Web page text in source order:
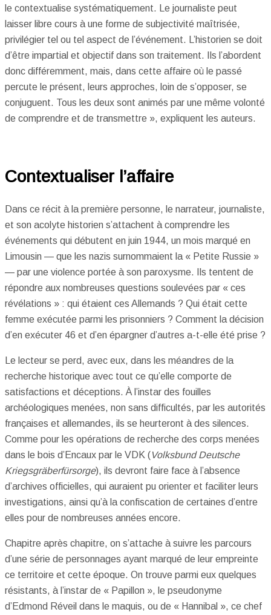
le contextualise systématiquement. Le journaliste peut
laisser libre cours à une forme de subjectivité maîtrisée,
privilégier tel ou tel aspect de l’événement. L’historien se doit
d’être impartial et objectif dans son traitement. Ils l’abordent
donc différemment, mais, dans cette affaire où le passé
percute le présent, leurs approches, loin de s’opposer, se
conjuguent. Tous les deux sont animés par une même volonté
de comprendre et de transmettre », expliquent les auteurs.
Contextualiser l’affaire
Dans ce récit à la première personne, le narrateur, journaliste,
et son acolyte historien s’attachent à comprendre les
événements qui débutent en juin 1944, un mois marqué en
Limousin — que les nazis surnommaient la « Petite Russie »
— par une violence portée à son paroxysme. Ils tentent de
répondre aux nombreuses questions soulevées par « ces
révélations » : qui étaient ces Allemands ? Qui était cette
femme exécutée parmi les prisonniers ? Comment la décision
d’en exécuter 46 et d’en épargner d’autres a-t-elle été prise ?
Le lecteur se perd, avec eux, dans les méandres de la
recherche historique avec tout ce qu’elle comporte de
satisfactions et déceptions. À l’instar des fouilles
archéologiques menées, non sans difficultés, par les autorités
françaises et allemandes, ils se heurteront à des silences.
Comme pour les opérations de recherche des corps menées
dans le bois d’Encaux par le VDK (Volksbund Deutsche
Kriegsgräberfürsorge), ils devront faire face à l’absence
d’archives officielles, qui auraient pu orienter et faciliter leurs
investigations, ainsi qu’à la confiscation de certaines d’entre
elles pour de nombreuses années encore.
Chapitre après chapitre, on s’attache à suivre les parcours
d’une série de personnages ayant marqué de leur empreinte
ce territoire et cette époque. On trouve parmi eux quelques
résistants, à l’instar de « Papillon », le pseudonyme
d’Edmond Réveil dans le maquis, ou de « Hannibal », ce chef